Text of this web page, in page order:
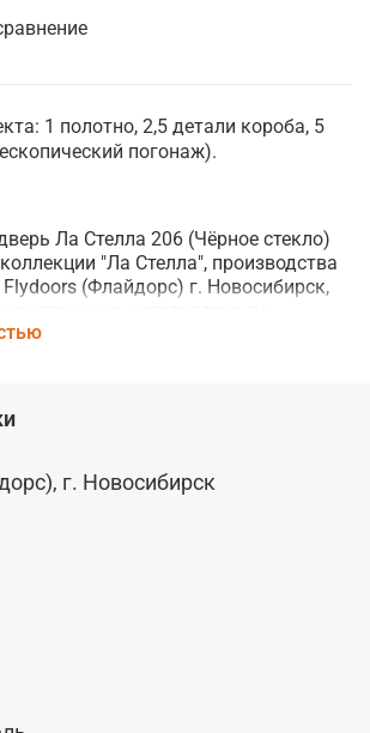
1 полотно, 2,5 детали короба, 5
погонаж).
Ла Стелла 206 (Чёрное стекло)
"Ла Стелла", производства
(Флайдорс) г. Новосибирск,
из высококачественных
обладает высокими
и износостойкими
модели телескопический
упрощает процесс установки.
дверь Ла Стелла 206 (Чёрное
по выгодной цене производителя
г. Новосибирск